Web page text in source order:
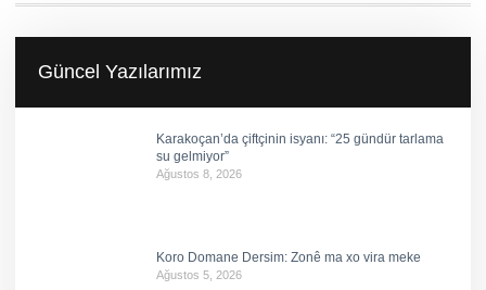
Güncel Yazılarımız
Karakoçan’da çiftçinin isyanı: “25 gündür tarlama
su gelmiyor”
Ağustos 8, 2026
Koro Domane Dersim: Zonê ma xo vira meke
Ağustos 5, 2026